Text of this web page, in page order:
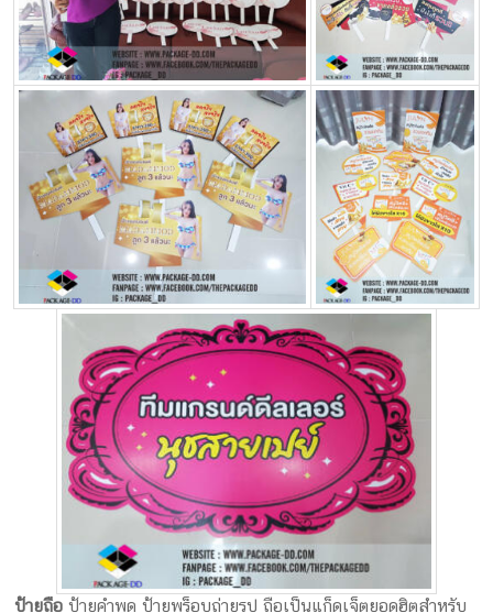
ป้ายถือ ป้ายคำพูด ป้ายพร็อบถ่ายรูป ถือเป็นแก็ดเจ็ตยอดฮิตสำหรับ